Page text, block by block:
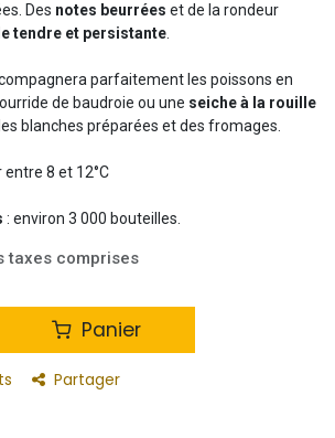
Des notes beurrées et de la rondeur
tendre et persistante.
parfaitement les poissons en
de baudroie ou une seiche à la rouille
blanches préparées et des fromages.
entre 8 et 12°C
: environ 3 000 bouteilles.
taxes comprises
Panier
Partager